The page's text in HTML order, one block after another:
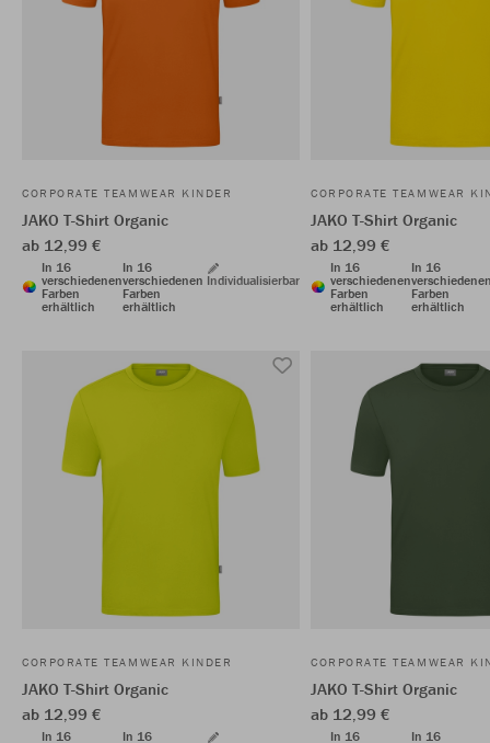
CORPORATE TEAMWEAR KINDER
JAKO T-Shirt Organic
ab 12,99 €
In 16
verschiedenen
Farben
erhältlich
In 16
verschiedenen
Farben
erhältlich
Individualisierbar
CORPORATE TEAMWEAR
JAKO T-Shirt Organic
ab 12,99 €
In 16
verschiedenen
Farben
erhältlich
In 16
Farben
erhältlich
CORPORATE TEAMWEAR KINDER
JAKO T-Shirt Organic
ab 12,99 €
In 16
In 16
CORPORATE TEAMWEAR
JAKO T-Shirt Organic
ab 12,99 €
In 16
In 16